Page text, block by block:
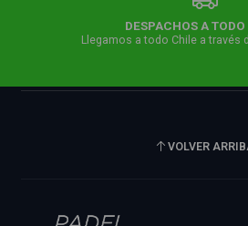
DESPACHOS A
Llegamos a todo Chile a través
VOLVER